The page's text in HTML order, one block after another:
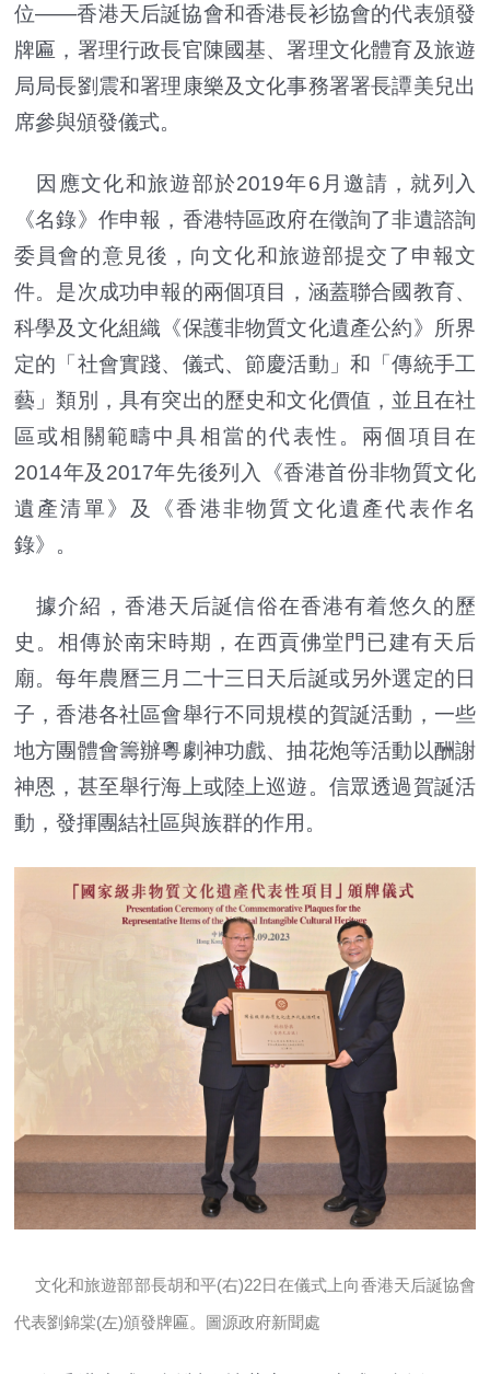
位——香港天后誕協會和香港長衫協會的代表頒發
牌匾，署理行政長官陳國基、署理文化體育及旅遊
局局長劉震和署理康樂及文化事務署署長譚美兒出
席參與頒發儀式。
因應文化和旅遊部於2019年6月邀請，就列入
《名錄》作申報，香港特區政府在徵詢了非遺諮詢
委員會的意見後，向文化和旅遊部提交了申報文
件。是次成功申報的兩個項目，涵蓋聯合國教育、
科學及文化組織《保護非物質文化遺產公約》所界
定的「社會實踐、儀式、節慶活動」和「傳統手工
藝」類別，具有突出的歷史和文化價值，並且在社
區或相關範疇中具相當的代表性。兩個項目在
2014年及2017年先後列入《香港首份非物質文化
遺產清單》及《香港非物質文化遺產代表作名
錄》。
據介紹，香港天后誕信俗在香港有着悠久的歷
史。相傳於南宋時期，在西貢佛堂門已建有天后
廟。每年農曆三月二十三日天后誕或另外選定的日
子，香港各社區會舉行不同規模的賀誕活動，一些
地方團體會籌辦粵劇神功戲、抽花炮等活動以酬謝
神恩，甚至舉行海上或陸上巡遊。信眾透過賀誕活
動，發揮團結社區與族群的作用。
文化和旅遊部部長胡和平(右)22日在儀式上向香港天后誕協會
代表劉錦棠(左)頒發牌匾。圖源政府新聞處